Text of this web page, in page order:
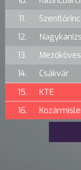
11.
Szentlőrinc
12.
13.
14.
Csákvár
15.
KTE
16.